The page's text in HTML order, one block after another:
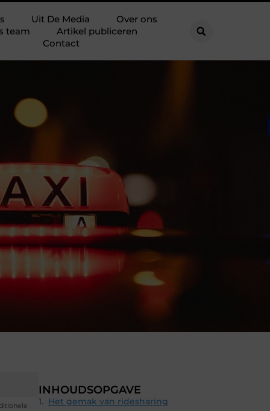
Uit De Media
Over ons
team
Artikel publiceren
Contact
INHOUDSOPGAVE
Het gemak van ridesharing